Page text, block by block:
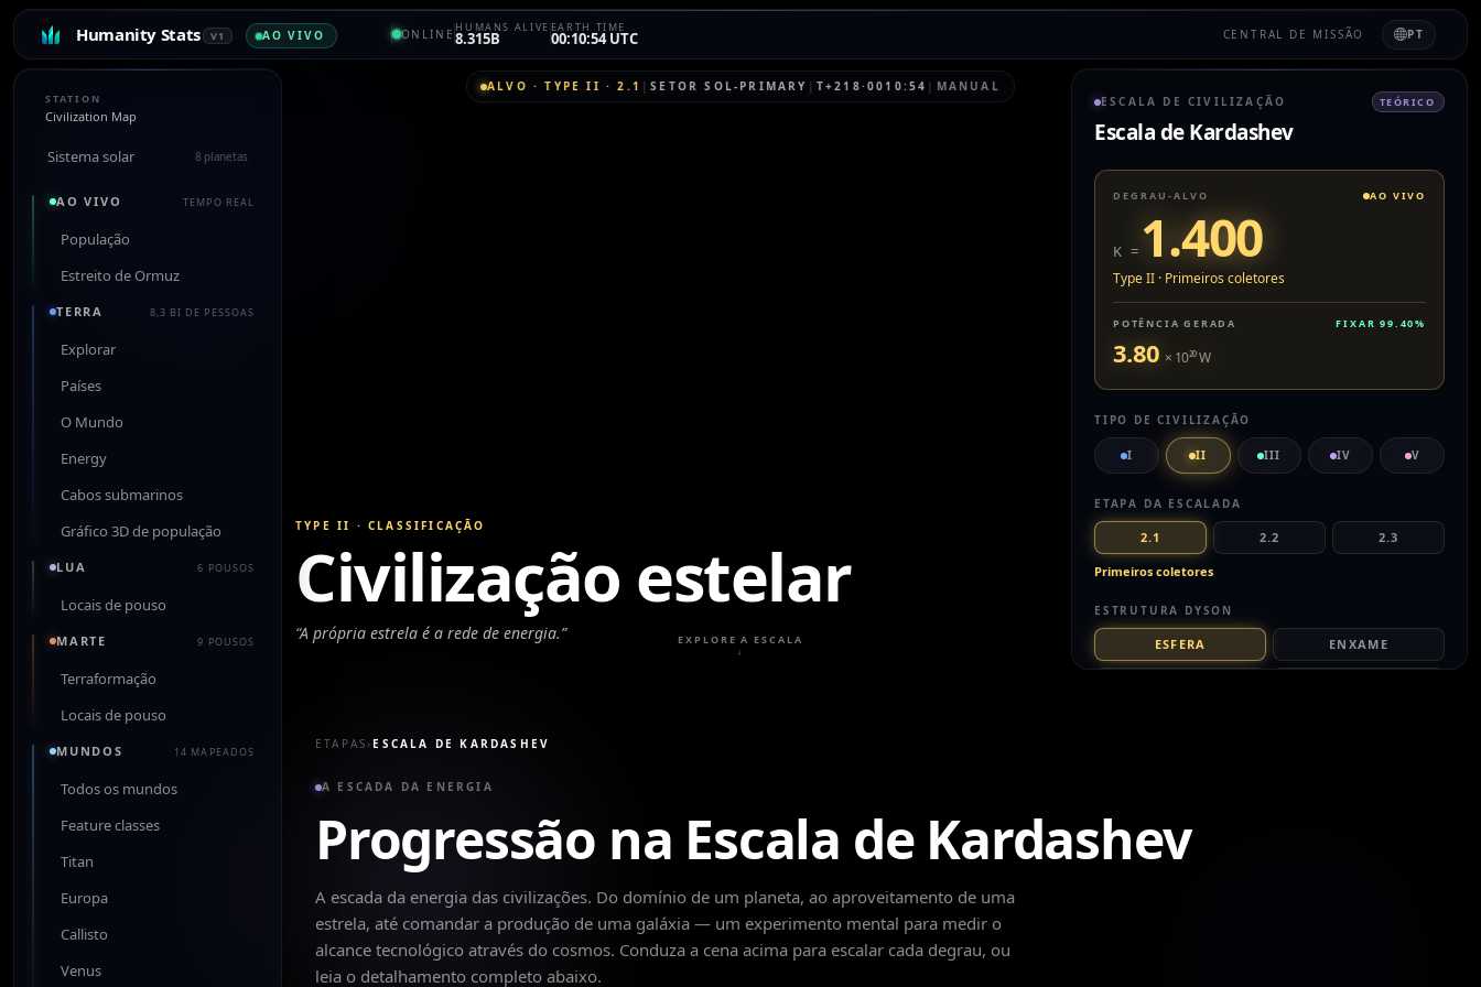
Humanity Stats V1 AO VIVO ONLINE HUMANS ALIVE
8.315B
EARTH TIME
00:10:54 UTC CENTRAL DE MISSÃO PT
STATION
Civilization Map
Sistema solar 8 planetas
AO VIVO TEMPO REAL
População
Estreito de Ormuz
TERRA 8,3 BI DE PESSOAS
Explorar
Países
O Mundo
Energy
Cabos submarinos
Gráfico 3D de população
LUA 6 POUSOS
Locais de pouso
MARTE 9 POUSOS
Terraformação
Locais de pouso
MUNDOS 14 MAPEADOS
Todos os mundos
Feature classes
Titan
Europa
Callisto
Venus
ALVO ·TYPE II ·2.1 |SETOR SOL-PRIMARY | T+218·0010:54 | MANUAL
TYPE II ·CLASSIFICAÇÃO
Civilização estelar
“A própria estrela é a rede de energia.”
EXPLORE A ESCALA
↓
ESCALA DE CIVILIZAÇÃO TEÓRICO
Escala de Kardashev
DEGRAU-ALVO AO VIVO
K = 1.400
Type II · Primeiros coletores
POTÊNCIA GERADA FIXAR 99.40%
3.80 × 10²⁰W
TIPO DE CIVILIZAÇÃO
I II III IV V
ETAPA DA ESCALADA
2.1 2.2 2.3
Primeiros coletores
ESTRUTURA DYSON
ESFERA ENXAME
ETAPAS ›ESCALA DE KARDASHEV
A ESCADA DA ENERGIA
Progressão na Escala de Kardashev
A escada da energia das civilizações. Do domínio de um planeta, ao aproveitamento de uma
estrela, até comandar a produção de uma galáxia — um experimento mental para medir o
alcance tecnológico através do cosmos. Conduza a cena acima para escalar cada degrau, ou
leia o detalhamento completo abaixo.